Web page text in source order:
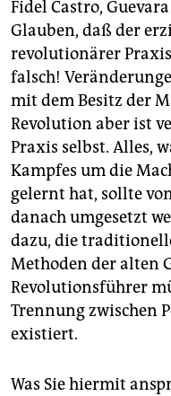
Fidel Castro,
Glauben, daß der
revolutionärer
falsch!
mit dem Besitz der
Revolution aber ist
Praxis selbst. Alles,
Kampfes um die
gelernt hat, sollte
danach umgesetzt
dazu, die
Methoden der alten
Revolutionsführer
Trennung zwischen
existiert.
Was Sie hiermit